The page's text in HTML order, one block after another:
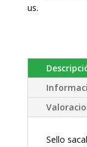
us.
Sello